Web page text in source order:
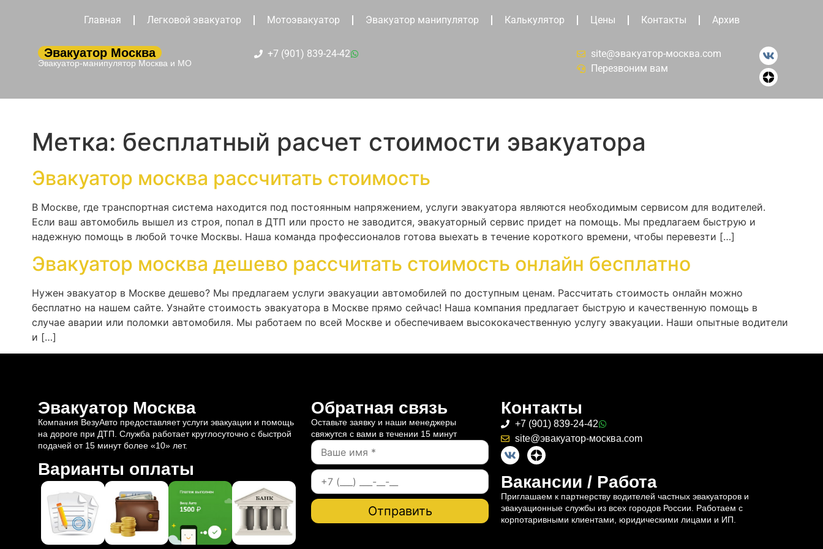
Главная Легковой эвакуатор Мотоэвакуатор Эвакуатор манипулятор Калькулятор Цены Контакты Архив
Эвакуатор Москва
Эвакуатор-манипулятор Москва и МО
+7 (901) 839-24-42
site@эвакуатор-москва.com
Перезвоним вам
Метка: бесплатный расчет стоимости эвакуатора
Эвакуатор москва рассчитать стоимость
В Москве, где транспортная система находится под постоянным напряжением, услуги эвакуатора являются необходимым сервисом для водителей.
Если ваш автомобиль вышел из строя, попал в ДТП или просто не заводится, эвакуаторный сервис придет на помощь. Мы предлагаем быструю и
надежную помощь в любой точке Москвы. Наша команда профессионалов готова выехать в течение короткого времени, чтобы перевезти […]
Эвакуатор москва дешево рассчитать стоимость онлайн бесплатно
Нужен эвакуатор в Москве дешево? Мы предлагаем услуги эвакуации автомобилей по доступным ценам. Рассчитать стоимость онлайн можно
бесплатно на нашем сайте. Узнайте стоимость эвакуатора в Москве прямо сейчас! Наша компания предлагает быструю и качественную помощь в
случае аварии или поломки автомобиля. Мы работаем по всей Москве и обеспечиваем высококачественную услугу эвакуации. Наши опытные водители
и […]
Эвакуатор Москва
Компания ВезуАвто предоставляет услуги эвакуации и помощь
на дороге при ДТП. Служба работает круглосуточно с быстрой
подачей от 15 минут более «10» лет.
Варианты оплаты
Обратная связь
Оставьте заявку и наши менеджеры
свяжутся с вами в течении 15 минут
Контакты
+7 (901) 839-24-42
site@эвакуатор-москва.com
Вакансии / Работа
Приглашаем к партнерству водителей частных эвакуаторов и
эвакуационные службы из всех городов России. Работаем с
корпотаривными клиентами, юридическими лицами и ИП.